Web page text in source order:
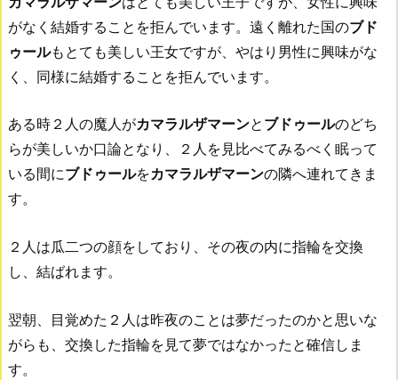
がなく結婚することを拒んでいます。遠く離れた国のブド
ゥールもとても美しい王女ですが、やはり男性に興味がな
く、同様に結婚することを拒んでいます。
ある時２人の魔人がカマラルザマーンと ブドゥールのどち
らが美しいか口論となり、２人を見比べてみるべく眠って
いる間にブドゥールをカマラルザマーンの隣へ連れてきま
す。
２人は瓜二つの顔をしており、その夜の内に指輪を交換
し、結ばれます。
翌朝、目覚めた２人は昨夜のことは夢だったのかと思いな
がらも、交換した指輪を見て夢ではなかったと確信しま
す。